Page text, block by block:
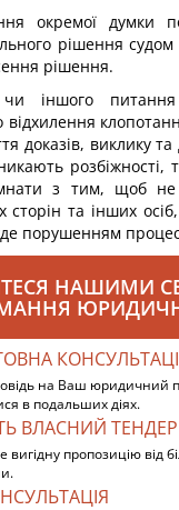
окремої думки
рішення
рішення.
іншого
відхилення
доказів, виклику та
розбіжності,
з тим, щоб не
сторін та інших
порушенням
НАШИМИ
на Ваш юридичний
в подальших діях.
ВЛАСНИЙ ТЕНДЕР
вигідну пропозицію від